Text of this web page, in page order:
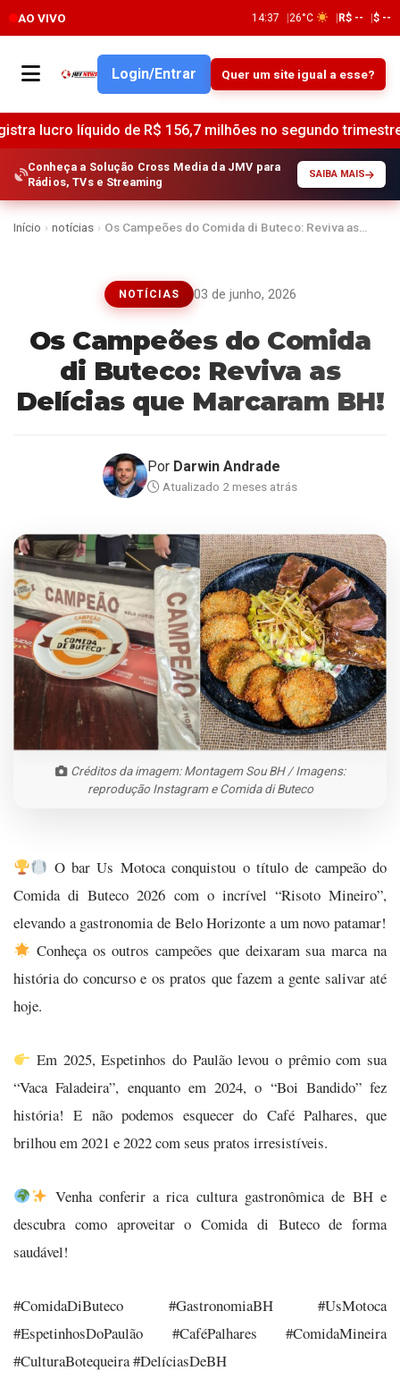
AO VIVO 14:37 26°C R$ -- $ --
Login/Entrar Quer um site igual a esse?
de R$ 156,7 milhões no segundo trimestre de 2025 •
Conheça a Solução Cross Media da JMV para
Rádios, TVs e Streaming
SAIBA MAIS
Início › notícias › Os Campeões do Comida di Buteco: Reviva as…
NOTÍCIAS 03 de junho, 2026
Os Campeões do Comida
di Buteco: Reviva as
Delícias que Marcaram BH!
Por Darwin Andrade
Atualizado 2 meses atrás
Créditos da imagem: Montagem Sou BH / Imagens:
reprodução Instagram e Comida di Buteco
O bar Us Motoca conquistou o título de campeão do
Comida di Buteco 2026 com o incrível “Risoto Mineiro”,
elevando a gastronomia de Belo Horizonte a um novo patamar!
Conheça os outros campeões que deixaram sua marca na
história do concurso e os pratos que fazem a gente salivar até
hoje.
Em 2025, Espetinhos do Paulão levou o prêmio com sua
“Vaca Faladeira”, enquanto em 2024, o “Boi Bandido” fez
história! E não podemos esquecer do Café Palhares, que
brilhou em 2021 e 2022 com seus pratos irresistíveis.
Venha conferir a rica cultura gastronômica de BH e
descubra como aproveitar o Comida di Buteco de forma
saudável!
#ComidaDiButeco #GastronomiaBH #UsMotoca
#EspetinhosDoPaulão #CaféPalhares #ComidaMineira
#CulturaBotequeira #DelíciasDeBH